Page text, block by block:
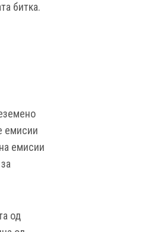
битка.
емисии
емисии
од